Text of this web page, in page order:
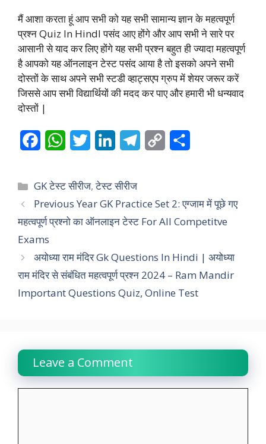
मैं आशा करता हूं आप सभी को यह सभी सामान्य ज्ञान के महत्वपूर्ण
प्रश्न Quiz In HindI पसंद आए होंगे और आप सभी ने सारे पर
आसानी से याद कर लिए होंगे यह सभी प्रश्न बहुत ही ज्यादा महत्वपूर्ण
है आपको यह ऑनलाइन टेस्ट पसंद आया है तो इसको अपने सभी
दोस्तों के साथ अपने सभी स्टडी व्हाट्सएप ग्रुप में शेयर जरूर करें
जिससे आप सभी विद्यार्थियों की मदद कर पाए और हमारी भी धन्यवाद
दोस्तों |
c
e
b
o
o
k
W
a
t
s
p
p
i
t
t
r
n
k
e
I
n
e
g
a
m
y
L
n
r
e
Categories
GK टेस्ट सीरीज,टेस्ट सीरीज
Previous Year GK Practice Set 2: एग्जाम में पूछे गए
महत्वपूर्ण प्रश्नो का ऑनलाइन टेस्ट For All Competitve
Exams
अयोध्या राम मंदिर Gk Questions In Hindi | अयोध्या
राम मंदिर से संबंधित महत्वपूर्ण प्रश्न 2024 – Ram Mandir
Important Questions Quiz, Online Test
Leave a Comment